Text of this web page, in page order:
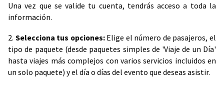
Una vez que se valide tu cuenta, tendrás acceso a toda la
información.
2. Selecciona tus opciones:Elige el número de pasajeros, el
tipo de paquete (desde paquetes simples de 'Viaje de un Día'
hasta viajes más complejos con varios servicios incluidos en
un solo paquete) y el día o días del evento que deseas asistir.